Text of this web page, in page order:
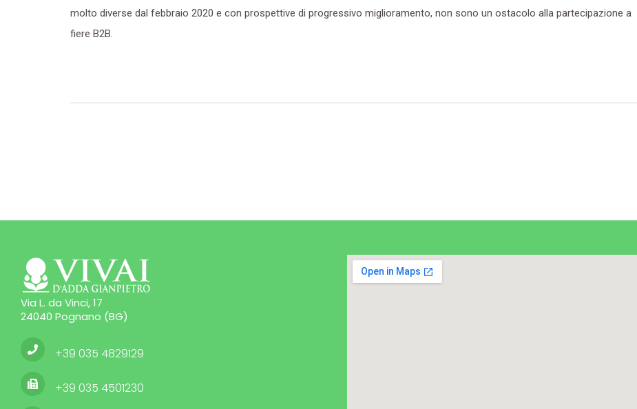
molto diverse dal febbraio 2020 e con prospettive di progressivo miglioramento, non sono un ostacolo alla partecipazione a
fiere B2B.
Via L. da Vinci, 17
24040 Pognano (BG)
+39 035 4829129
+39 035 4501230